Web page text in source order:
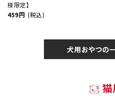
様限定】
459円 (税込)
犬用おやつの
猫